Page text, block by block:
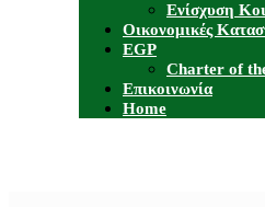
Ενίσχυση
Οικονομικές
EGP
Charter of
Επικοινωνία
Home